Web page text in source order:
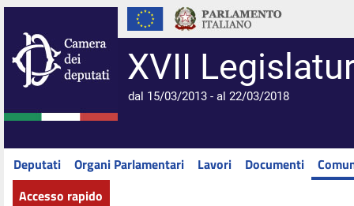
XVII
dal 15/03/2013 - al 22/03/2018
Deputati Organi Parlamentari Lavori Documenti
Accesso rapido